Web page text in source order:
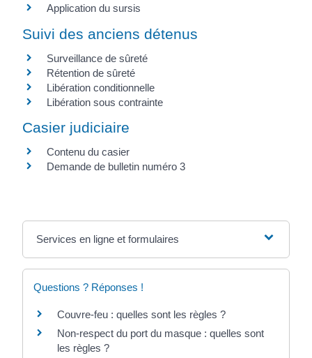
Application du sursis
Suivi des anciens détenus
Surveillance de sûreté
Rétention de sûreté
Libération conditionnelle
Libération sous contrainte
Casier judiciaire
Contenu du casier
Demande de bulletin numéro 3
Services en ligne et formulaires
Questions ? Réponses !
Couvre-feu : quelles sont les règles ?
Non-respect du port du masque : quelles sont
les règles ?